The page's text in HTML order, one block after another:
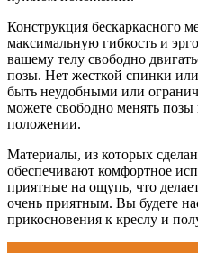
Конструкция бескаркасного
максимальную гибкость и
вашему телу свободно
позы. Нет жесткой спинки
быть неудобными или
можете свободно менять
положении.
Материалы, из которых
обеспечивают комфортное
приятные на ощупь, что
очень приятным. Вы будете
прикосновения к креслу и